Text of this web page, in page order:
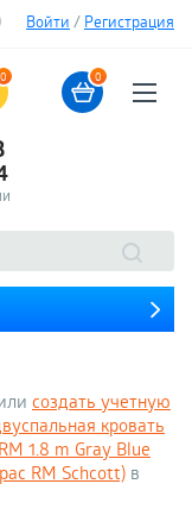
Войти / Регистрация
0 0
создать учетную
кровать
1.8 m Gray Blue
RM Schcott) в